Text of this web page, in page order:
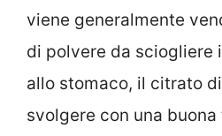
viene generalmente
di polvere da sciogliere
allo stomaco, il citrato
svolgere con una